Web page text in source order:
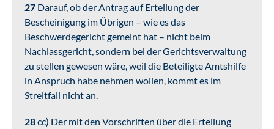
27 Darauf, ob der Antrag auf Erteilung der
Bescheinigung im Übrigen – wie es das
Beschwerdegericht gemeint hat – nicht beim
Nachlassgericht, sondern bei der Gerichtsverwaltung
zu stellen gewesen wäre, weil die Beteiligte Amtshilfe
in Anspruch habe nehmen wollen, kommt es im
Streitfall nicht an.
28cc) Der mit den Vorschriften über die Erteilung